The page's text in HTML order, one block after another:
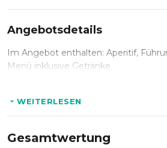
Angebotsdetails
Im Angebot enthalten: Aperitif,
Menü inklusive Getränke
WEITERLESEN
Gesamtwertung